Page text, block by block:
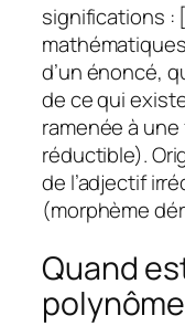
significations :
d’un énoncé,
de ce qui
ramenée à
réductible).
de l’adjectif
(morphème
Quand